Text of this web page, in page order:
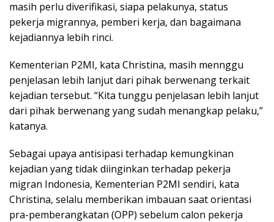
masih perlu diverifikasi, siapa pelakunya, status
pekerja migrannya, pemberi kerja, dan bagaimana
kejadiannya lebih rinci.
Kementerian P2MI, kata Christina, masih mennggu
penjelasan lebih lanjut dari pihak berwenang terkait
kejadian tersebut. “Kita tunggu penjelasan lebih lanjut
dari pihak berwenang yang sudah menangkap pelaku,”
katanya.
Sebagai upaya antisipasi terhadap kemungkinan
kejadian yang tidak diinginkan terhadap pekerja
migran Indonesia, Kementerian P2MI sendiri, kata
Christina, selalu memberikan imbauan saat orientasi
pra-pemberangkatan (OPP) sebelum calon pekerja